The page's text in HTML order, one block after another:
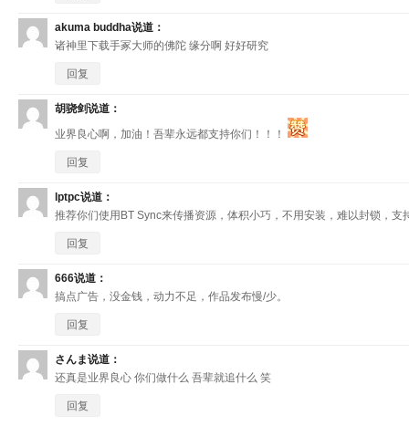
akuma buddha说道：
诸神里下载手冢大师的佛陀 缘分啊 好好研究
回复
胡骁剑说道：
业界良心啊，加油！吾辈永远都支持你们！！！
回复
lptpc说道：
推荐你们使用BT Sync来传播资源，体积小巧，不用安装，难以封锁，支
回复
666说道：
搞点广告，没金钱，动力不足，作品发布慢/少。
回复
さんま说道：
还真是业界良心 你们做什么 吾辈就追什么 笑
回复